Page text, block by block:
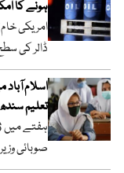
ہونے کا
ڈالر کی
اسلام
تعلیم
صوبائی